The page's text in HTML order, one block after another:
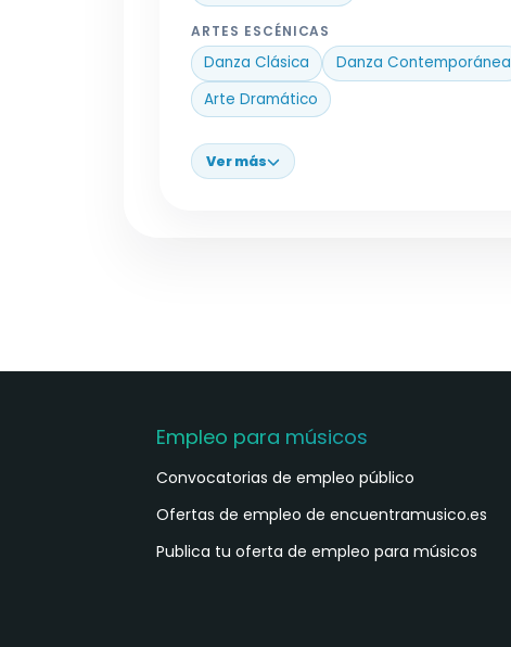
ARTES ESCÉNICAS
Danza Clásica Danza Contemporánea
Arte Dramático
Ver más
Empleo para músicos
Convocatorias de empleo público
Ofertas de empleo de encuentramusico.es
Publica tu oferta de empleo para músicos